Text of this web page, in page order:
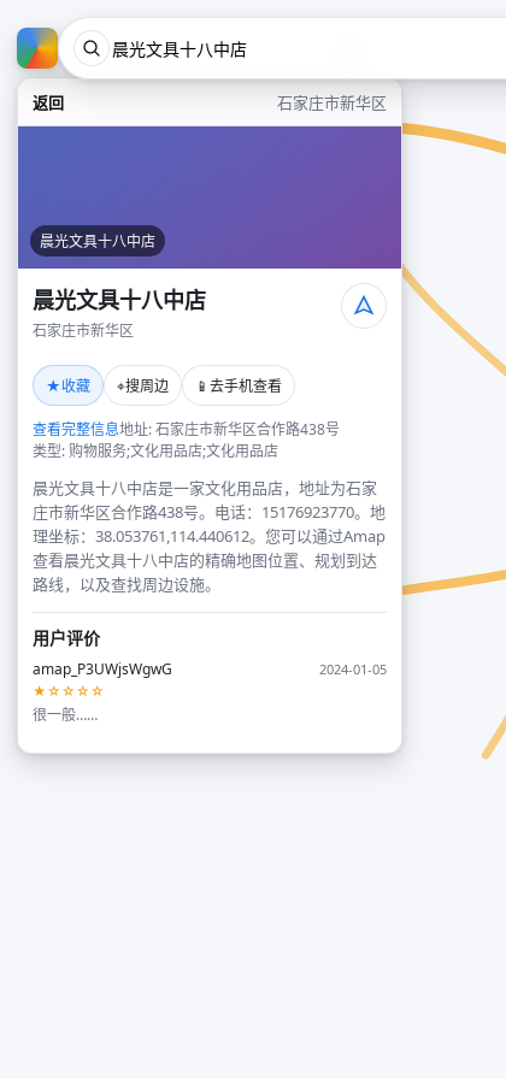
返回 石家庄市新华区
晨光文具十八中店
晨光文具十八中店
石家庄市新华区
★收藏 ⌖搜周边 📱 去手机查看
查看完整信息地址: 石家庄市新华区合作路438号
类型: 购物服务;文化用品店;文化用品店
晨光文具十八中店是一家文化用品店，地址为石家
庄市新华区合作路438号。电话：15176923770。地
理坐标：38.053761,114.440612。您可以通过Amap
查看晨光文具十八中店的精确地图位置、规划到达
路线，以及查找周边设施。
用户评价
amap_P3UWjsWgwG
2024-01-05
★☆☆☆☆
很一般……